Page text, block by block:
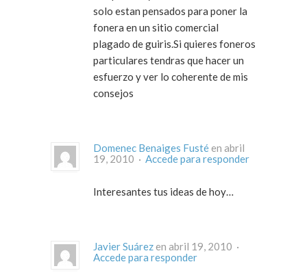
solo estan pensados para poner la
fonera en un sitio comercial
plagado de guiris.Si quieres foneros
particulares tendras que hacer un
esfuerzo y ver lo coherente de mis
consejos
Domenec Benaiges Fusté en abril
19, 2010 · Accede para responder
Interesantes tus ideas de hoy…
Javier Suárez
en abril 19, 2010 ·
Accede para responder